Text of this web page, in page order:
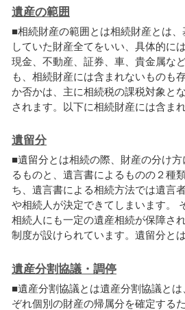
遺産の範囲
■相続財産の範囲と は相続財産と は
していた財産全て をいい 具体的には
現金 不動産 証券 車 貴金属な
も
相続財産には含 ま れない ものも
か否かは 主に相続税の課税対象 と な
さ れます。 以下に相続財産には含 ま
遺留分
■遺留分と は相続の際、 財産の分け方
る ものと 、 遺言書によ る ものの２種
ち 、 遺言書によ る相続方法では遺言
や相続人が決定できて し ま い ます。
相続人に も一定の遺産相続が保障さ
制 度が設けられてい ます。 遺留分と は
遺産分割協議・調停
■遺産分割協議と は遺産分割協議と は
ぞれ個別 の財産の帰属分を確定するた